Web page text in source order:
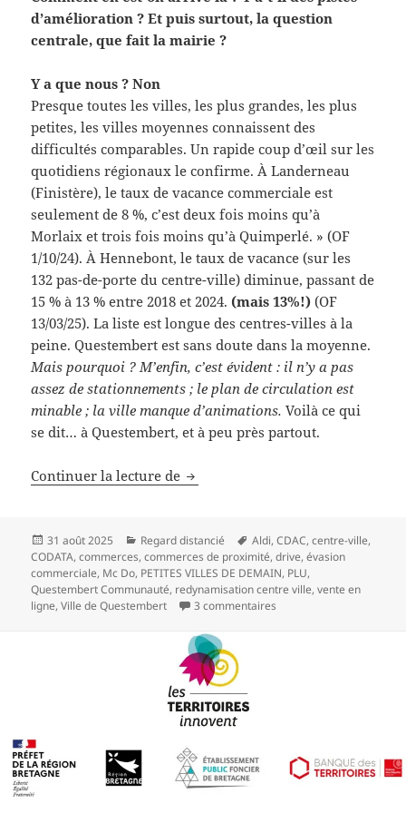
d’amélioration ? Et puis surtout, la question
centrale, que fait la mairie ?
Y a que nous ? Non
Presque toutes les villes, les plus grandes, les plus
petites, les villes moyennes connaissent des
difficultés comparables. Un rapide coup d’œil sur les
quotidiens régionaux le confirme. À Landerneau
(Finistère), le taux de vacance commerciale est
seulement de 8 %, c’est deux fois moins qu’à
Morlaix et trois fois moins qu’à Quimperlé. » (OF
1/10/24). À Hennebont, le taux de vacance (sur les
132 pas-de-porte du centre-ville) diminue, passant de
15 % à 13 % entre 2018 et 2024. (mais 13%!) (OF
13/03/25). La liste est longue des centres-villes à la
peine. Questembert est sans doute dans la moyenne.
Mais pourquoi ? M’enfin, c’est évident : il n’y a pas
assez de stationnements ; le plan de circulation est
minable ; la ville manque d’animations. Voilà ce qui
se dit… à Questembert, et à peu près partout.
Continuer la lecture de Si on parlait de commerces ?
Publié
le
31 août 2025 Catégories
Regard distancié
Mots-
clés
Aldi,CDAC,centre-ville,
CODATA,commerces,commerces de proximité,drive,évasion
commerciale, Mc Do, PETITES VILLES DE DEMAIN, PLU,
Questembert Communauté, redynamisation centre ville,vente en
ligne,Ville de Questembert 3 commentaires